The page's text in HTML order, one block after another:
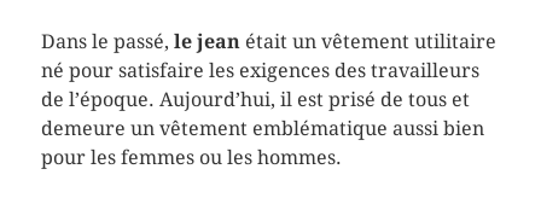
Dans le passé, le jeanétait un vêtement utilitaire
né pour satisfaire les exigences des travailleurs
de l’époque. Aujourd’hui, il est prisé de tous et
demeure un vêtement emblématique aussi bien
pour les femmes ou les hommes.